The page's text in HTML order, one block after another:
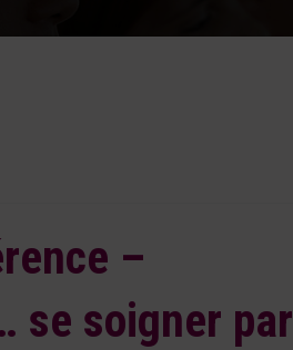
–
se soigner par